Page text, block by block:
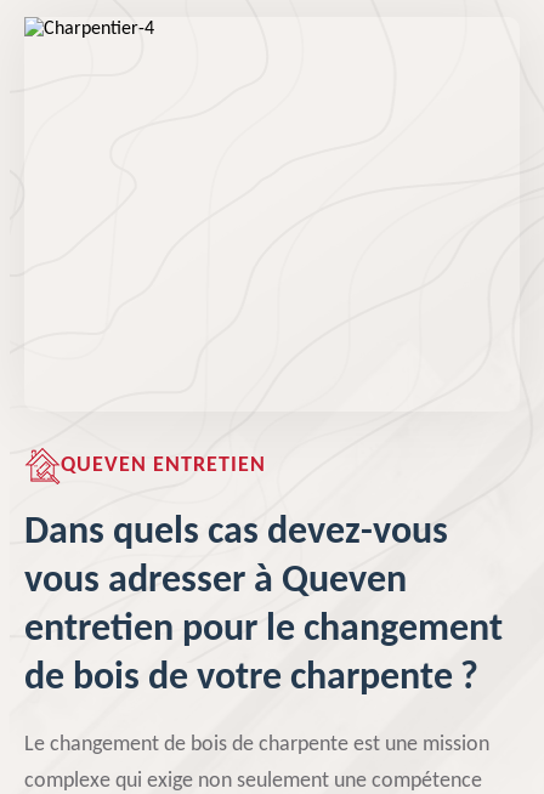
QUEVEN ENTRETIEN
Dans quels cas devez-vous
vous adresser à Queven
entretien pour le changement
de bois de votre charpente ?
Le changement de bois de charpente est une mission
complexe qui exige non seulement une compétence